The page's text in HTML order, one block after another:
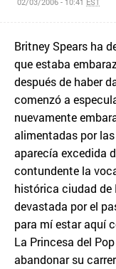
Britney Spears ha
que estaba
después de haber
comenzó a
nuevamente
alimentadas por
aparecía excedida
contundente la
histórica ciudad de
devastada por el
para mí estar aquí
La Princesa del
abandonar su